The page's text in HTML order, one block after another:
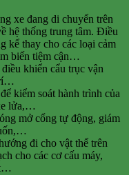
xe đang di chuyển trên
hệ thống trung tâm. Điều
kể thay cho các loại cảm
biến tiệm cận…
khiển cẩu trục vận
kiểm soát hành trình của
lửa,…
mở cổng tự động, giám
đi cho vật thể trên
cho các cơ cấu máy,